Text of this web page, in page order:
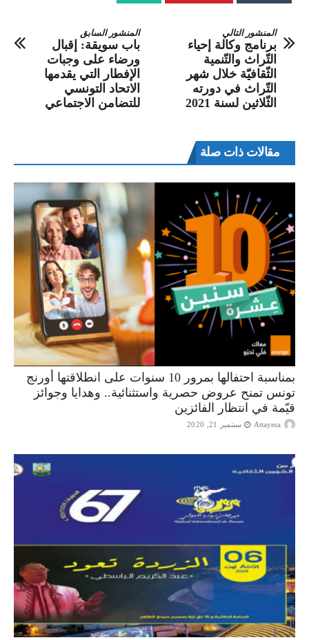
المنشور السابق
باب سويقة: إقبال
ورضاء على وجبات
الإفطار التي يقدمها
الاتحاد التونسي
للتضامن الاجتماعي
المنشور التالي
برنامج وكالة إحياء
التّراث والتّنمية
الثّقافيّة خلال شهر
التّراث في دورته
الثّلاثين لسنة 2021
مقالات ذات صلة
بمناسبة احتفالها بمرور 10 سنوات على انطلاقتها أورنج
تونس تمنح عروض حصرية واستثنائية.. وهدايا وجوائز
قيّمة في انتظار الفائزين
Attayma سبتمبر 21, 2020